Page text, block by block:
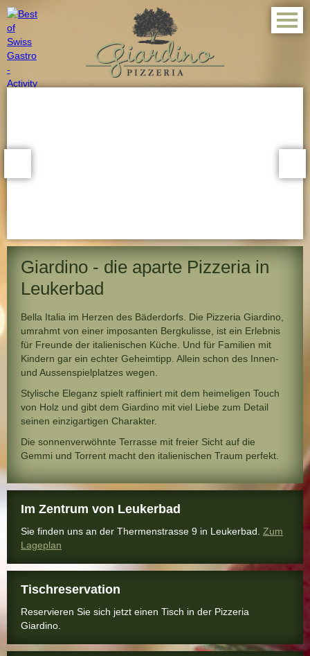
Giardino - die aparte Pizzeria in
Leukerbad
Bella Italia im Herzen des Bäderdorfs. Die Pizzeria Giardino,
umrahmt von einer imposanten Bergkulisse, ist ein Erlebnis
für Freunde der italienischen Küche. Und für Familien mit
Kindern gar ein echter Geheimtipp. Allein schon des Innen-
und Aussenspielplatzes wegen.
Stylische Eleganz spielt raffiniert mit dem heimeligen Touch
von Holz und gibt dem Giardino mit viel Liebe zum Detail
seinen einzigartigen Charakter.
Die sonnenverwöhnte Terrasse mit freier Sicht auf die
Gemmi und Torrent macht den italienischen Traum perfekt.
Im Zentrum von Leukerbad
Sie finden uns an der Thermenstrasse 9 in Leukerbad. Zum
Lageplan
Tischreservation
Reservieren Sie sich jetzt einen Tisch in der Pizzeria
Giardino.